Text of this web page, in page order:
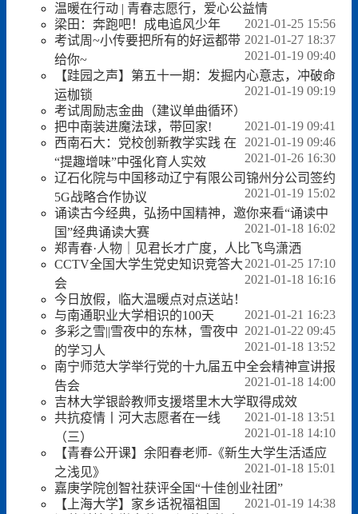
温暖在行动 | 青春志愿行，爱心公益情
2021-01-25 15:56
梁田：奔跑吧！成电追风少年
2021-01-27 18:37
考试周~小传要把所有的好运都带
给你~
2021-01-19 09:40
【跬园之声】第五十一期：发掘内心意志，冲破命
运枷锁
2021-01-19 09:19
考试周励志金曲（建议单曲循环）
2021-01-19 09:41
把中南装进魔法球，带回家!
2021-01-19 09:46
西南石大：党校创新教学实践 在
“提趣增味”中强化育人实效
2021-01-26 16:30
辽石化院与中国移动辽宁有限公司锦州分公司签约
5G战略合作协议
2021-01-19 15:02
诵读古今经典，弘扬中国精神，邀你来看“诵读中
国”经典诵读大赛
2021-01-18 16:02
郑青春·人物｜见君长才广度，人比飞鸟潇洒
2021-01-25 17:10
CCTV全国大学生党史知识竞答大
会
2021-01-18 16:16
今日放假，临大温暖点对点送站！
2021-01-21 16:23
与南通职业大学相识的100天
2021-01-22 09:45
多彩之雪||雪夜中的东林，雪夜中
的学习人
2021-01-18 13:52
南宁师范大学举行党的十九届五中全会精神宣讲报
告会
2021-01-18 14:00
吉林大学银龄教师支援塔里木大学取得成效
2021-01-18 13:51
共抗疫情丨河大志愿者在一线
（三）
2021-01-18 14:10
【青春公开课】余阳春老师-《新生大学生活适应
之浅见》
2021-01-18 15:01
嘉庚学院创智社获评全国“十佳创业社团”
2021-01-19 14:38
【上海大学】家乡话祝福祖国